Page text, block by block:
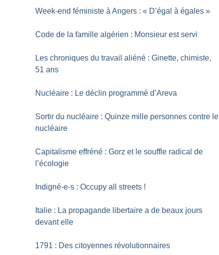
Week-end féministe à Angers : « D’égal à égales »
Code de la famille algérien : Monsieur est servi
Les chroniques du travail aliéné : Ginette, chimiste,
51 ans
Nucléaire : Le déclin programmé d’Areva
Sortir du nucléaire : Quinze mille personnes contre le
nucléaire
Capitalisme effréné : Gorz et le souffle radical de
l’écologie
Indigné-e-s : Occupy all streets !
Italie : La propagande libertaire a de beaux jours
devant elle
1791 : Des citoyennes révolutionnaires